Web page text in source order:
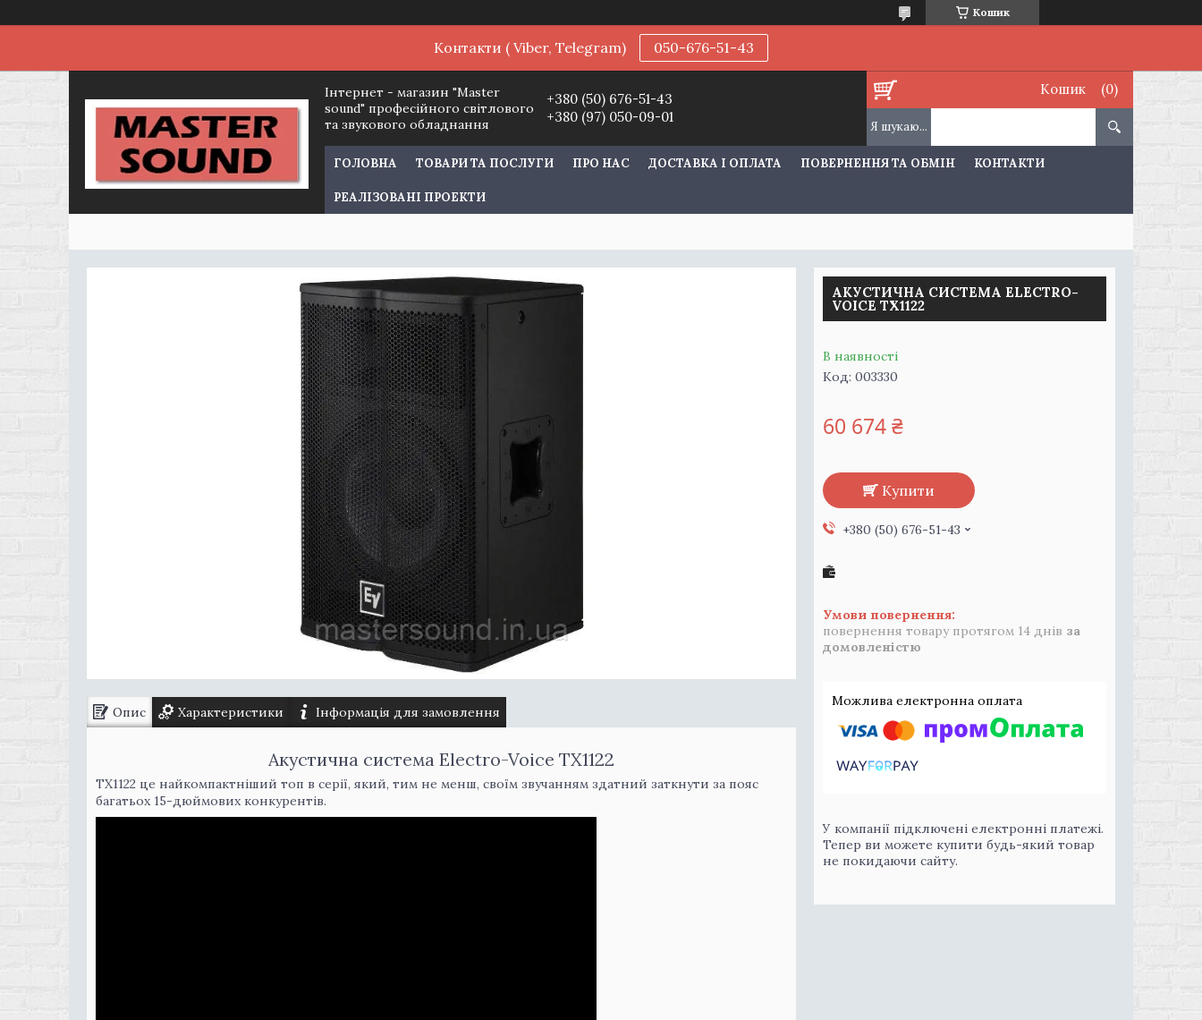
Кошик
Контакти ( Viber, Telegram) 050-676-51-43
Інтернет - магазин "Master
sound" професійного світлового
та звукового обладнання
+380 (50) 676-51-43
+380 (97) 050-09-01
Кошик
ГОЛОВНА ТОВАРИ ТА ПОСЛУГИ ПРО НАС ДОСТАВКА І ОПЛАТА ПОВЕРНЕННЯ ТА ОБМІН КОНТАКТИ
РЕАЛІЗОВАНІ ПРОЕКТИ
Опис Характеристики Інформація для замовлення
Акустична система Electro-Voice TX1122
TX1122 це найкомпактніший топ в серії, який, тим не менш, своїм звучанням здатний заткнути за пояс
багатьох 15-дюймових конкурентів.
АКУСТИЧНА СИСТЕМА ELECTRO-
VOICE TX1122
В наявності
Код: 003330
60 674 ₴
Купити
+380 (50) 676-51-43
повернення товару протягом 14 днів за
домовленістю
У компанії підключені електронні платежі.
Тепер ви можете купити будь-який товар
не покидаючи сайту.